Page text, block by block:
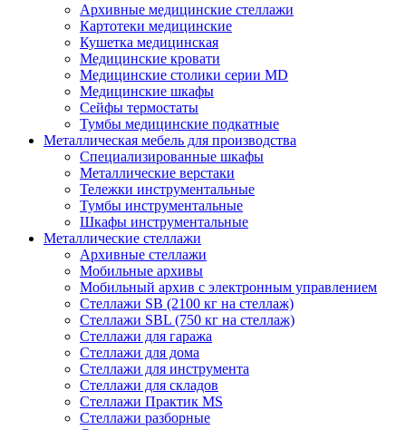
Архивные медицинские стеллажи
Картотеки медицинские
Кушетка медицинская
Медицинские кровати
Медицинские столики серии MD
Медицинские шкафы
Сейфы термостаты
Тумбы медицинские подкатные
Металлическая мебель для производства
Cпециализированные шкафы
Металлические верстаки
Тележки инструментальные
Тумбы инструментальные
Шкафы инструментальные
Металлические стеллажи
Архивные стеллажи
Мобильные архивы
Мобильный архив с электронным управлением
Стеллажи SB (2100 кг на стеллаж)
Стеллажи SBL (750 кг на стеллаж)
Стеллажи для гаража
Стеллажи для дома
Стеллажи для инструмента
Стеллажи для складов
Стеллажи Практик MS
Стеллажи разборные